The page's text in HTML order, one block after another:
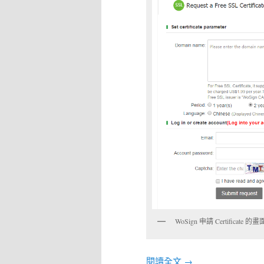
WoSign 申請 Certificate 的畫
閱讀全文 →